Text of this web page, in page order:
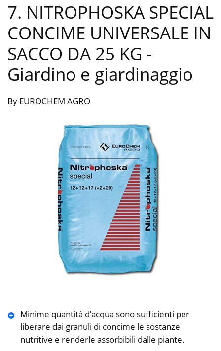
7. NITROPHOSKA SPECIAL
CONCIME UNIVERSALE IN
SACCO DA 25 KG -
Giardino e giardinaggio
By EUROCHEM AGRO
Minime quantità d’acqua sono sufficienti per
liberare dai granuli di concime le sostanze
nutritive e renderle assorbibili dalle piante.